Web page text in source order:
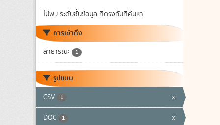
ไม่พบ ระดับชั้นข้อมูล ที่ตรงกับที่ค้นหา
การเข้าถึง
สาธารณะ 1
รูปแบบ
CSV 1 x
DOC 1 x